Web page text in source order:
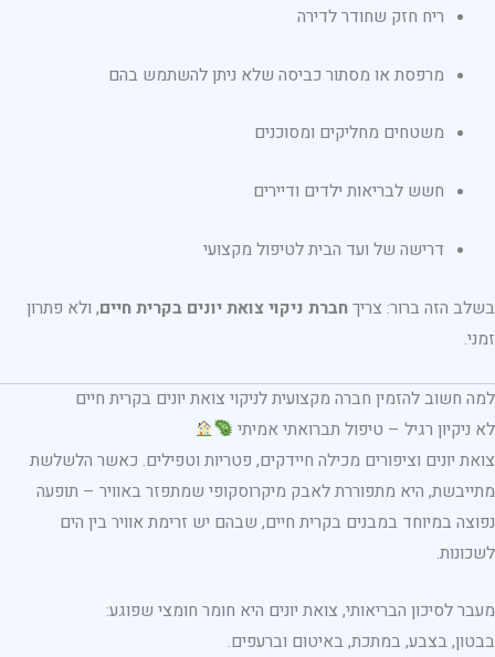
ריח חזק שחודר לדירה
מרפסת או מסתור כביסה שלא ניתן להשתמש בהם
משטחים מחליקים ומסוכנים
חשש לבריאות ילדים ודיירים
דרישה של ועד הבית לטיפול מקצועי
בשלב הזה ברור: צריךחברת ניקוי צואת יונים בקרית חיים, ולא פתרון
זמני.
למה חשוב להזמין חברה מקצועית לניקוי צואת יונים בקרית חיים
לא ניקיון רגיל – טיפול תברואתי אמיתי
צואת יונים וציפורים מכילה חיידקים, פטריות וטפילים. כאשר הלשלשת
מתייבשת, היא מתפוררת לאבק מיקרוסקופי שמתפזר באוויר – תופעה
נפוצה במיוחד במבנים בקרית חיים, שבהם יש זרימת אוויר בין הים
לשכונות.
מעבר לסיכון הבריאותי, צואת יונים היא חומר חומצי שפוגע:
בבטון, בצבע, במתכת, באיטום וברעפים.